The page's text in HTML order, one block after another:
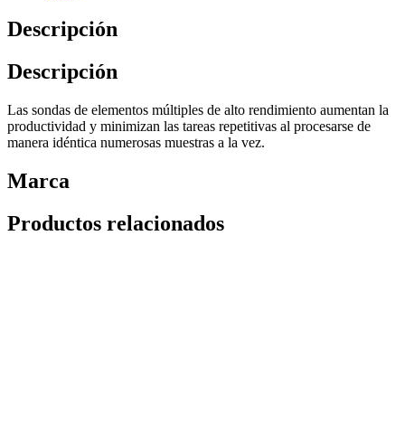
Descripción
Descripción
Las sondas de elementos múltiples de alto rendimiento aumentan la
productividad y minimizan las tareas repetitivas al procesarse de
manera idéntica numerosas muestras a la vez.
Marca
Productos relacionados